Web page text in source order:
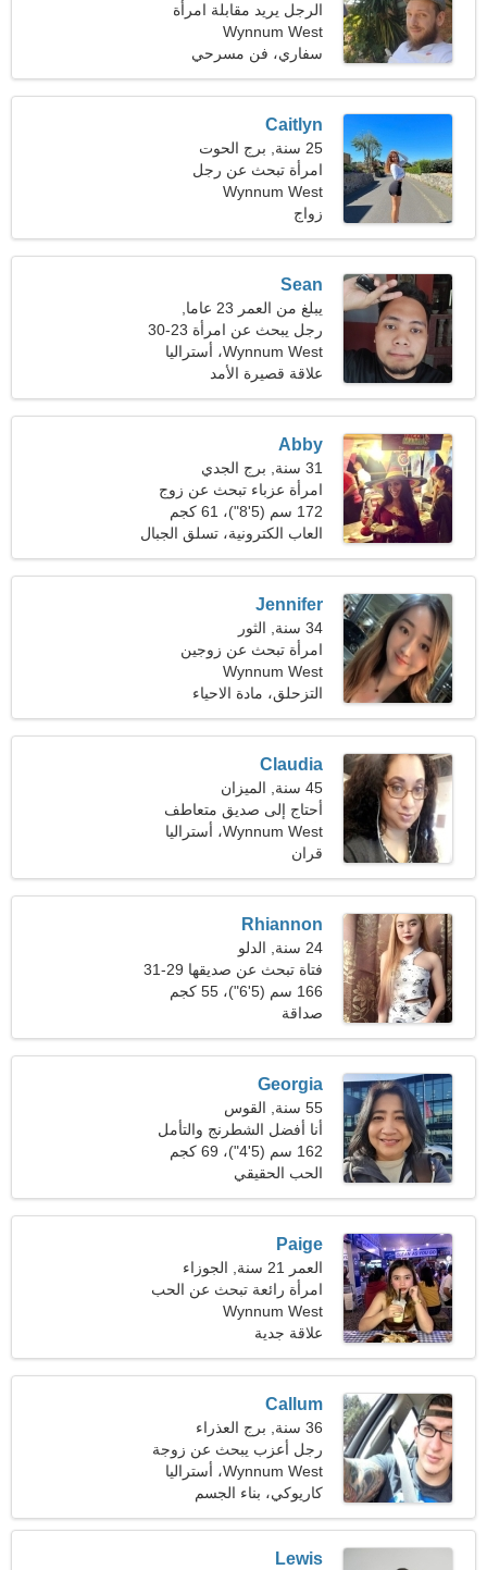
الرجل يريد مقابلة امرأة
Wynnum West
سفاري، فن مسرحي
Caitlyn
25 سنة, برج الحوت
امرأة تبحث عن رجل
Wynnum West
زواج
Sean
يبلغ من العمر 23 عاما,
القوس
رجل يبحث عن امرأة 23-30
Wynnum West، أستراليا
علاقة قصيرة الأمد
Abby
31 سنة, برج الجدي
امرأة عزباء تبحث عن زوج
172 سم (5'8")، 61 كجم
(134 رطلا)
العاب الكترونية، تسلق الجبال
Jennifer
34 سنة, الثور
امرأة تبحث عن زوجين
Wynnum West
التزحلق، مادة الاحياء
Claudia
45 سنة, الميزان
أحتاج إلى صديق متعاطف
لأرقص معًا
Wynnum West، أستراليا
قران
Rhiannon
24 سنة, الدلو
فتاة تبحث عن صديقها 29-31
166 سم (5'6")، 55 كجم
(121 رطلا)
صداقة
Georgia
55 سنة, القوس
أنا أفضل الشطرنج والتأمل
162 سم (5'4")، 69 كجم
(152 رطلا)
الحب الحقيقي
Paige
العمر 21 سنة, الجوزاء
امرأة رائعة تبحث عن الحب
الحقيقي
Wynnum West
علاقة جدية
Callum
36 سنة, برج العذراء
رجل أعزب يبحث عن زوجة
27-34
Wynnum West، أستراليا
كاريوكي، بناء الجسم
Lewis